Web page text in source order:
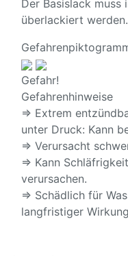
Der Basislack muss
überlackiert werden.
Gefahr!
Gefahrenhinweise
⇒ Extrem
unter Druck: Kann
⇒ Verursacht
⇒ Kann
verursachen.
⇒ Schädlich für
langfristiger